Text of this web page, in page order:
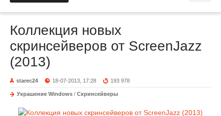
Коллекция новых
скринсейверов от ScreenJazz
(2013)
starec24 18-07-2013, 17:28 193 978
Украшение Windows / Скринсейверы